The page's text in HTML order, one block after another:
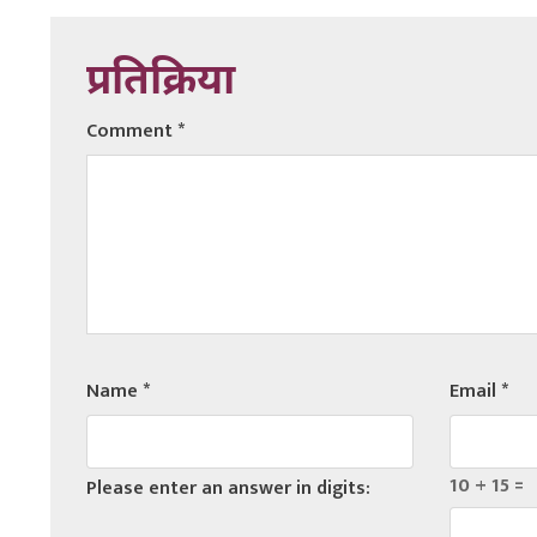
प्रतिक्रिया
Comment*
Name* Email*
Please enter an answer in digits: 10 + 15 =